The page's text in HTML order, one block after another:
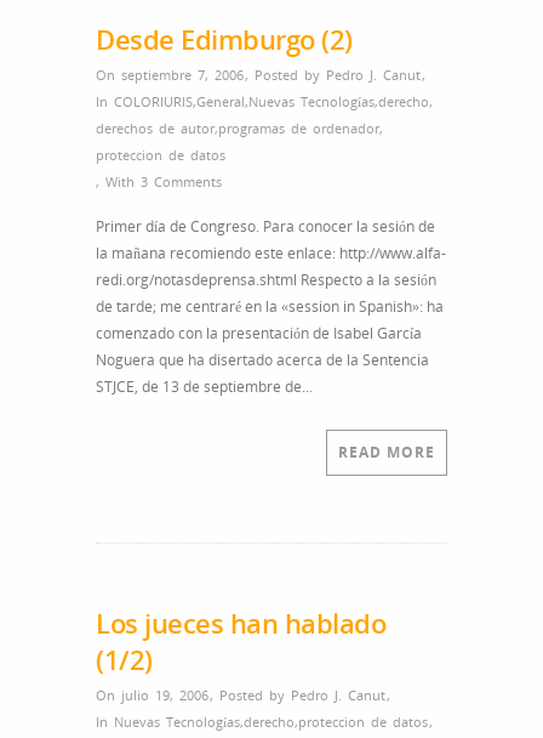
Desde Edimburgo (2)
On septiembre 7, 2006, Posted by Pedro J. Canut,
In COLORIURIS,General,Nuevas Tecnologías,derecho,
derechos de autor,programas de ordenador,
proteccion de datos
, With 3 Comments
Primer día de Congreso. Para conocer la sesión de
la mañana recomiendo este enlace: http://www.alfa-
redi.org/notasdeprensa.shtml Respecto a la sesión
de tarde; me centraré en la «session in Spanish»: ha
comenzado con la presentación de Isabel García
Noguera que ha disertado acerca de la Sentencia
STJCE, de 13 de septiembre de…
READ MORE
Los jueces han hablado
(1/2)
On julio 19, 2006, Posted by Pedro J. Canut,
In Nuevas Tecnologías,derecho,proteccion de datos,